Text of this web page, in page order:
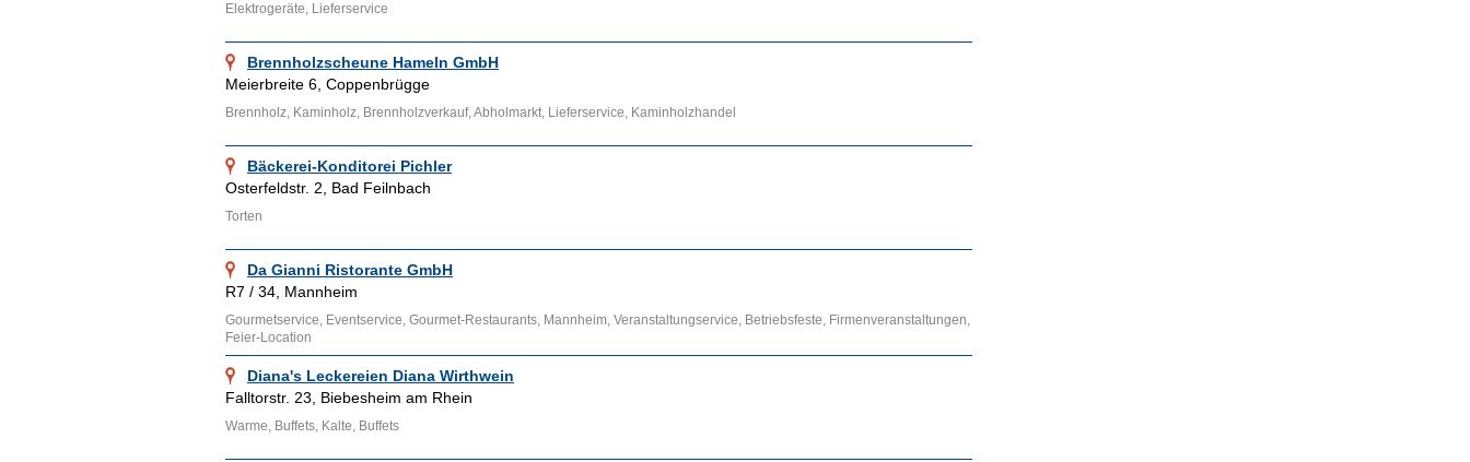
Elektrogeräte, Lieferservice
Brennholzscheune Hameln GmbH
Meierbreite 6, Coppenbrügge
Brennholz, Kaminholz, Brennholzverkauf, Abholmarkt, Lieferservice, Kaminholzhandel
Bäckerei-Konditorei Pichler
Osterfeldstr. 2, Bad Feilnbach
Torten
Da Gianni Ristorante GmbH
R7 / 34, Mannheim
Gourmetservice, Eventservice, Gourmet-Restaurants, Mannheim, Veranstaltungservice, Betriebsfeste, Firmenveranstaltungen,
Feier-Location
Diana's Leckereien Diana Wirthwein
Falltorstr. 23, Biebesheim am Rhein
Warme, Buffets, Kalte, Buffets